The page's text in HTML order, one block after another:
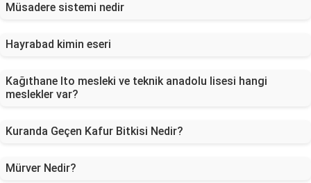
Müsadere sistemi nedir
Hayrabad kimin eseri
Kağıthane Ito mesleki ve teknik anadolu lisesi hangi
meslekler var?
Kuranda Geçen Kafur Bitkisi Nedir?
Mürver Nedir?